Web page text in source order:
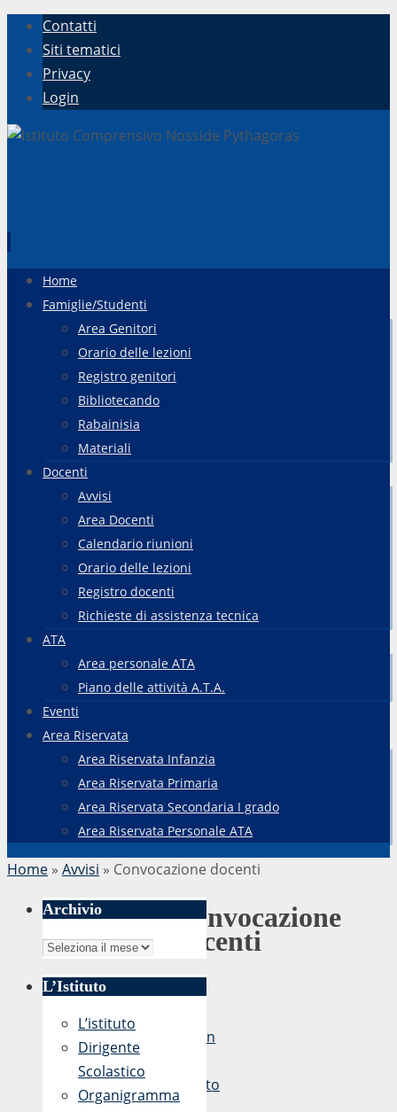
Contatti
Siti tematici
Privacy
Login
contenuto
Home
Famiglie/Studenti
Area Genitori
Orario delle lezioni
Registro genitori
Bibliotecando
Rabainisia
Materiali
Docenti
Avvisi
Area Docenti
Calendario riunioni
Orario delle lezioni
Registro docenti
Richieste di assistenza tecnica
ATA
Area personale ATA
Piano delle attività A.T.A.
Eventi
Area Riservata
Area Riservata Infanzia
Area Riservata Primaria
Area Riservata Secondaria I grado
Area Riservata Personale ATA
Home » Avvisi » Convocazione docenti
Convocazione
docenti
admin
Agosto
Archivio
Archivio
L’Istituto
L’istituto
Dirigente
Scolastico
Organigramma